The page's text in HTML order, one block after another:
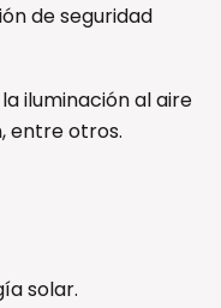
de seguridad
iluminación al aire
entre otros.
solar.